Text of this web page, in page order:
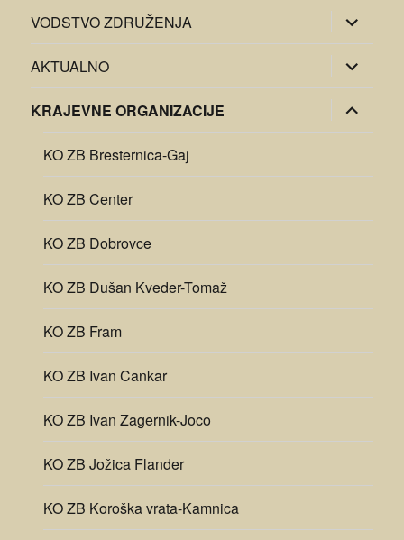
VODSTVO ZDRUŽENJA razširi
pod-
meni
AKTUALNO
razširi
pod-
meni
KRAJEVNE ORGANIZACIJE
razširi
pod-
meni
KO ZB Bresternica-Gaj
KO ZB Center
KO ZB Dobrovce
KO ZB Dušan Kveder-Tomaž
KO ZB Fram
KO ZB Ivan Cankar
KO ZB Ivan Zagernik-Joco
KO ZB Jožica Flander
KO ZB Koroška vrata-Kamnica